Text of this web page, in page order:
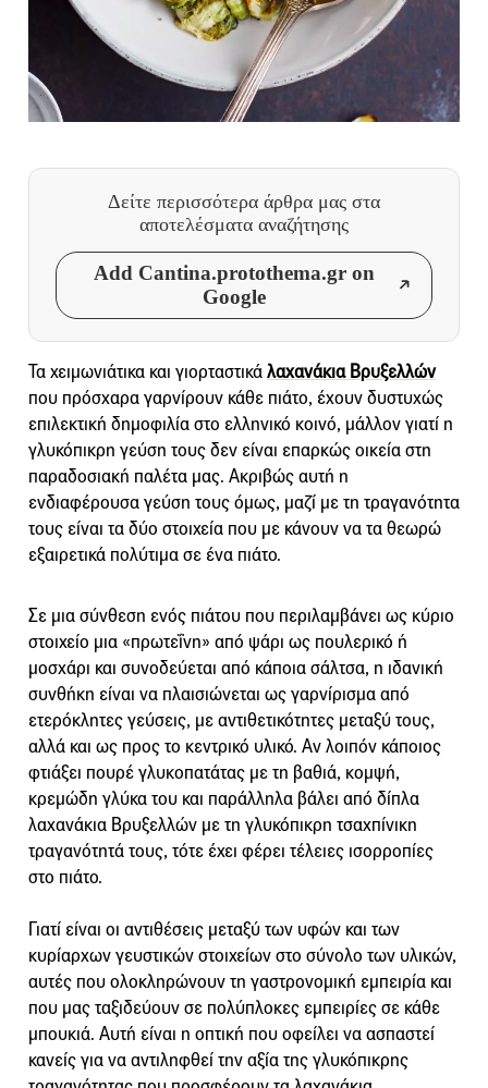
Δείτε περισσότερα άρθρα μας στα
αποτελέσματα αναζήτησης
Add Cantina.protothema.gr on
Google
Τα χειμωνιάτικα και γιορταστικάλαχανάκια Βρυξελλών
που πρόσχαρα γαρνίρουν κάθε πιάτο, έχουν δυστυχώς
επιλεκτική δημοφιλία στο ελληνικό κοινό, μάλλον γιατί η
γλυκόπικρη γεύση τους δεν είναι επαρκώς οικεία στη
παραδοσιακή παλέτα μας. Ακριβώς αυτή η
ενδιαφέρουσα γεύση τους όμως, μαζί με τη τραγανότητα
τους είναι τα δύο στοιχεία που με κάνουν να τα θεωρώ
εξαιρετικά πολύτιμα σε ένα πιάτο.
Σε μια σύνθεση ενός πιάτου που περιλαμβάνει ως κύριο
στοιχείο μια «πρωτεΐνη» από ψάρι ως πουλερικό ή
μοσχάρι και συνοδεύεται από κάποια σάλτσα, η ιδανική
συνθήκη είναι να πλαισιώνεται ως γαρνίρισμα από
ετερόκλητες γεύσεις, με αντιθετικότητες μεταξύ τους,
αλλά και ως προς το κεντρικό υλικό. Αν λοιπόν κάποιος
φτιάξει πουρέ γλυκοπατάτας με τη βαθιά, κομψή,
κρεμώδη γλύκα του και παράλληλα βάλει από δίπλα
λαχανάκια Βρυξελλών με τη γλυκόπικρη τσαχπίνικη
τραγανότητά τους, τότε έχει φέρει τέλειες ισορροπίες
στο πιάτο.
Γιατί είναι οι αντιθέσεις μεταξύ των υφών και των
κυρίαρχων γευστικών στοιχείων στο σύνολο των υλικών,
αυτές που ολοκληρώνουν τη γαστρονομική εμπειρία και
που μας ταξιδεύουν σε πολύπλοκες εμπειρίες σε κάθε
μπουκιά. Αυτή είναι η οπτική που οφείλει να ασπαστεί
κανείς για να αντιληφθεί την αξία της γλυκόπικρης